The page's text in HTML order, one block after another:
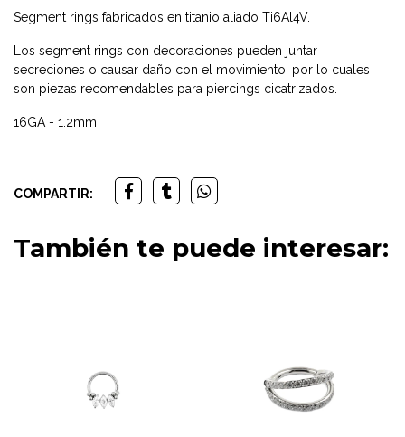
Segment rings fabricados en titanio aliado Ti6Al4V.
Los segment rings con decoraciones pueden juntar
secreciones o causar daño con el movimiento, por lo cuales
son piezas recomendables para piercings cicatrizados.
16GA - 1.2mm
COMPARTIR:
También te puede interesar: